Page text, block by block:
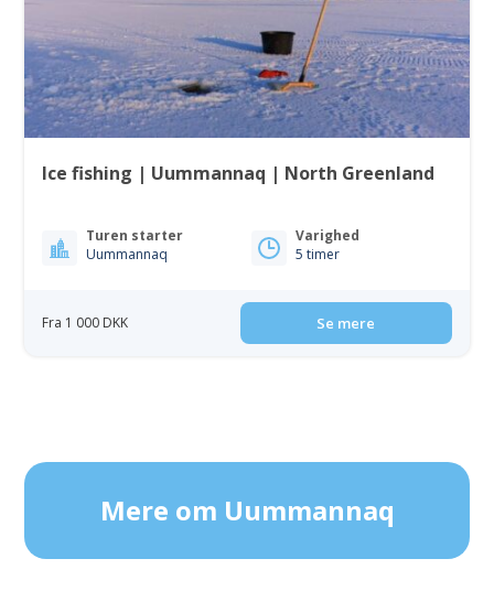
Ice fishing | Uummannaq | North Greenland
Turen starter
Uummannaq
Varighed
5 timer
Fra 1 000 DKK Se mere
Mere om Uummannaq